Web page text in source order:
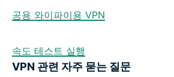
공용 와이파이용 VPN
속도 테스트 실행
VPN 관련 자주 묻는 질문